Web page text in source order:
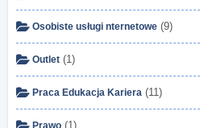
Osobiste usługi nternetowe (9)
Outlet (1)
Praca Edukacja Kariera (11)
Prawo (1)